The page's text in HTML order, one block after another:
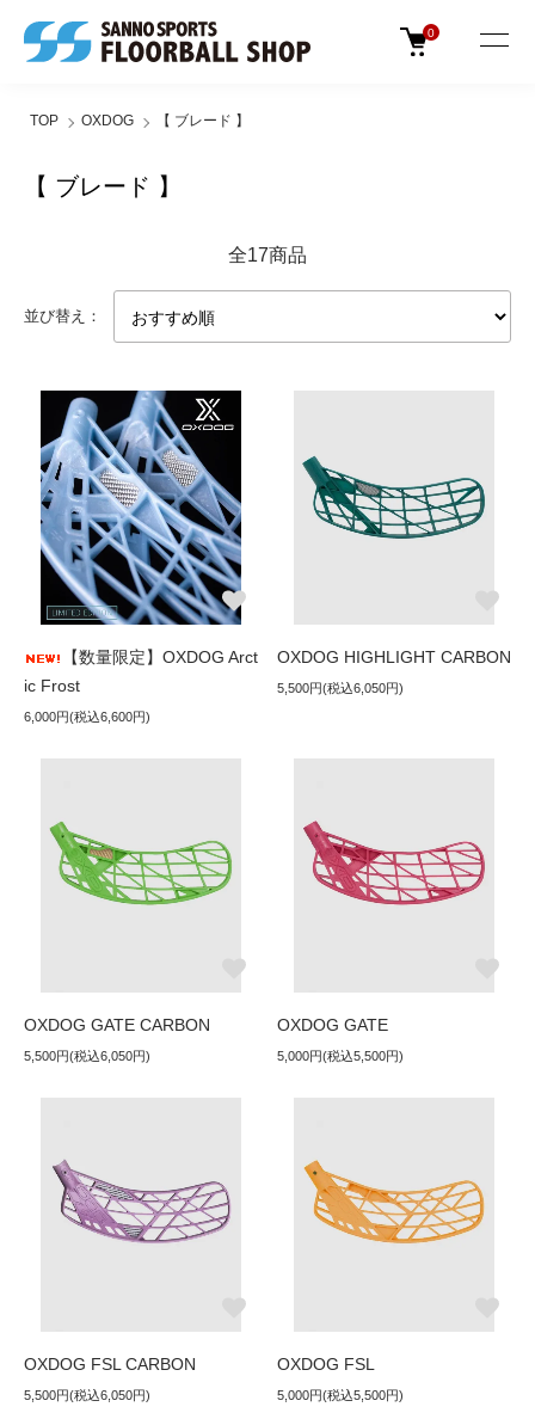
0
TOP OXDOG 【 ブレード 】
【 ブレード 】
全17商品
並び替え：
【数量限定】OXDOG Arct
ic Frost
6,000円(税込6,600円)
OXDOG HIGHLIGHT CARBON
5,500円(税込6,050円)
OXDOG GATE CARBON
5,500円(税込6,050円)
OXDOG GATE
5,000円(税込5,500円)
OXDOG FSL CARBON
5,500円(税込6,050円)
OXDOG FSL
5,000円(税込5,500円)